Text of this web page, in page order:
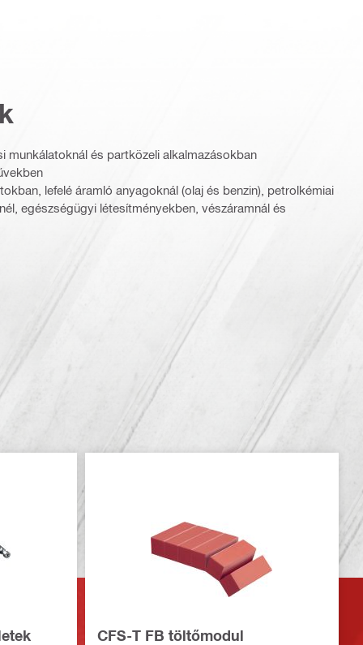
munkálatoknál és partközeli alkalmazásokban
lefelé áramló anyagoknál (olaj és benzin), petrolkémiai
egészségügyi létesítményekben, vészáramnál és
CFS-T FB töltőmodul